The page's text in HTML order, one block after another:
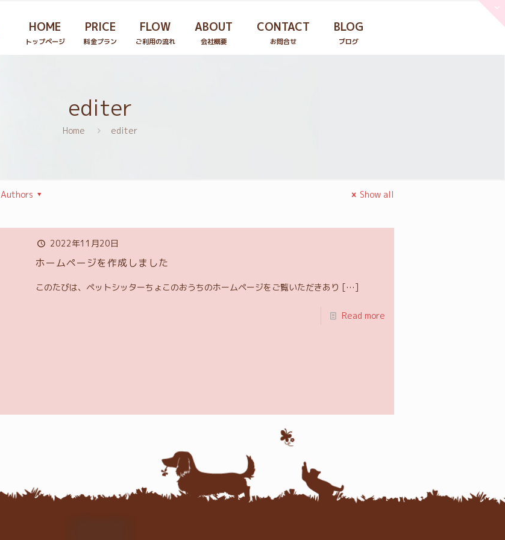
HOME
トップページ
PRICE
料金プラン
FLOW
ご利用の流れ
ABOUT
会社概要
CONTACT
お問合せ
BLOG
ブログ
editer
Home editer
Authors Show all
2022年11月20日
ホームページを作成しました
このたびは、ペットシッターちょこのおうちのホームページをご覧いただきあり […]
Read more